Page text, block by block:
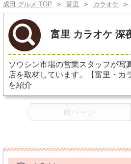
成田 グルメ TOP ＞ 富里 ＞ カラオケ
富里 カラオケ 深
ソウシン市場の営業スタッフが写
店を取材しています。【富里・カ
を紹介
前ページ